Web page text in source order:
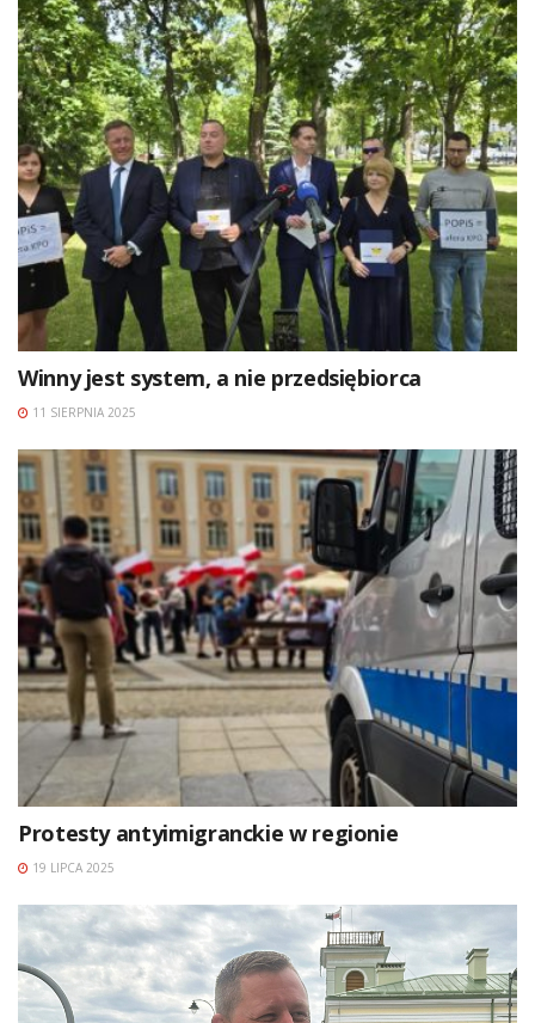
Winny jest system, a nie przedsiębiorca
11 SIERPNIA 2025
Protesty antyimigranckie w regionie
19 LIPCA 2025